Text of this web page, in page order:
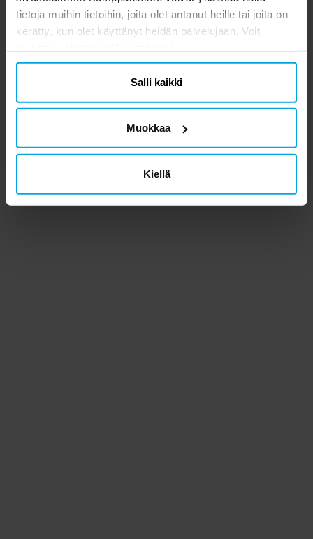
tietoja muihin tietoihin, joita olet antanut heille tai joita on
kerätty, kun olet käyttänyt heidän palvelujaan. Voit
Salli kaikki
Muokkaa
Kiellä